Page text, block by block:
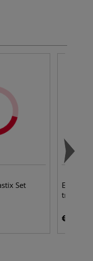
Set
trucco
€ 47,85